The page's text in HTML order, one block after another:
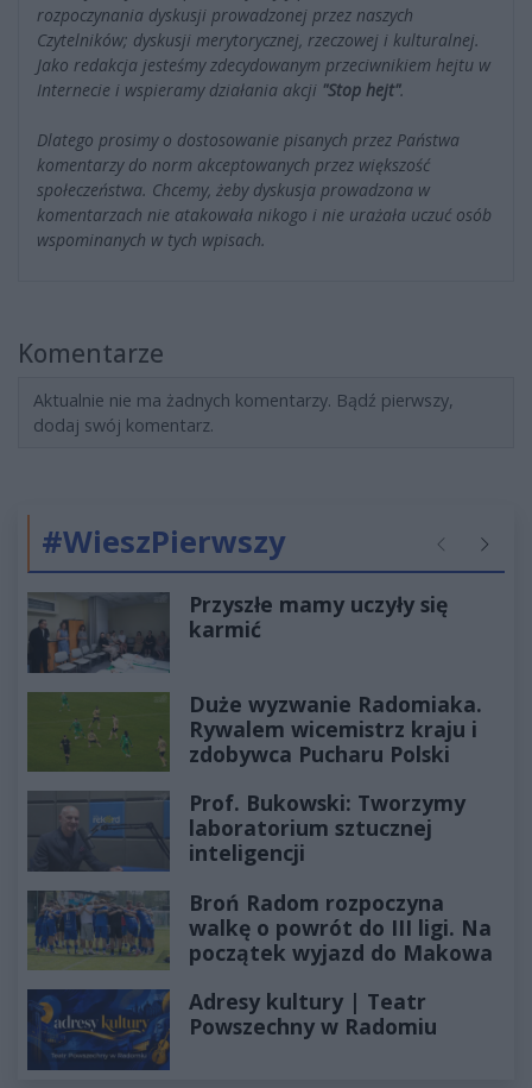
rozpoczynania dyskusji prowadzonej przez naszych
Czytelników; dyskusji merytorycznej, rzeczowej i kulturalnej.
Jako redakcja jesteśmy zdecydowanym przeciwnikiem hejtu w
Internecie i wspieramy działania akcji "Stop hejt".
Dlatego prosimy o dostosowanie pisanych przez Państwa
komentarzy do norm akceptowanych przez większość
społeczeństwa. Chcemy, żeby dyskusja prowadzona w
komentarzach nie atakowała nikogo i nie urażała uczuć osób
wspominanych w tych wpisach.
Komentarze
Aktualnie nie ma żadnych komentarzy. Bądź pierwszy,
dodaj swój komentarz.
#WieszPierwszy Poprzednie
Przyszłe mamy uczyły się
karmić
Duże wyzwanie Radomiaka.
Rywalem wicemistrz kraju i
zdobywca Pucharu Polski
Prof. Bukowski: Tworzymy
laboratorium sztucznej
inteligencji
Broń Radom rozpoczyna
walkę o powrót do III ligi. Na
początek wyjazd do Makowa
Adresy kultury | Teatr
Powszechny w Radomiu